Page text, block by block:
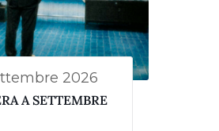
2026
A SETTEMBRE